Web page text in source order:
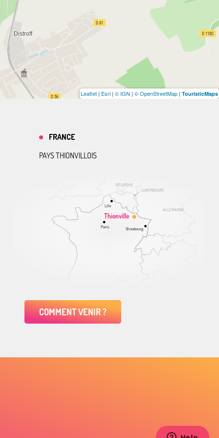
Leaflet | Esri | © IGN | © OpenStreetMap | TouristicMaps
ALLEMAGNE
BELGIQUE
LUXEMBOURG
Thionville
Lille
Paris Strasbourg
FRANCE
PAYS THIONVILLOIS
COMMENT VENIR ?